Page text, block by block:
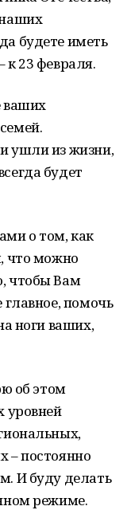
будете иметь
23 февраля.
ваших
ушли из жизни,
будет
о том, как
что можно
чтобы Вам
помочь
ноги ваших,
об этом
уровней
– постоянно
И буду делать
режиме.